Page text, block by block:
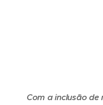
Com a inclusão